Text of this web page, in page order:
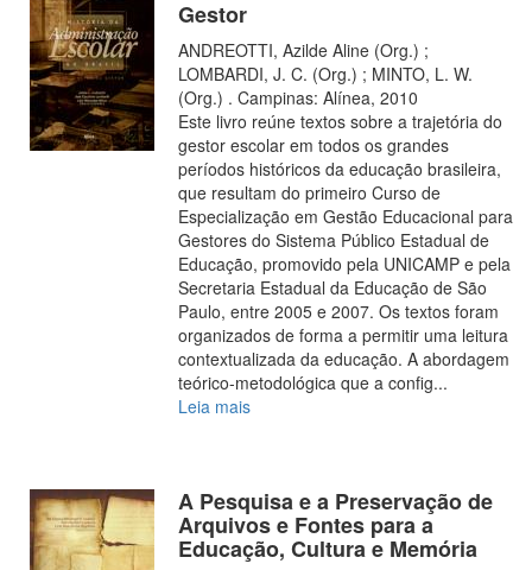
Gestor
ANDREOTTI, Azilde Aline (Org.) ;
LOMBARDI, J. C. (Org.) ; MINTO, L. W.
(Org.) . Campinas: Alínea, 2010
Este livro reúne textos sobre a trajetória do
gestor escolar em todos os grandes
períodos históricos da educação brasileira,
que resultam do primeiro Curso de
Especialização em Gestão Educacional para
Gestores do Sistema Público Estadual de
Educação, promovido pela UNICAMP e pela
Secretaria Estadual da Educação de São
Paulo, entre 2005 e 2007. Os textos foram
organizados de forma a permitir uma leitura
contextualizada da educação. A abordagem
teórico-metodológica que a config...
Leia mais
A Pesquisa e a Preservação de
Arquivos e Fontes para a
Educação, Cultura e Memória